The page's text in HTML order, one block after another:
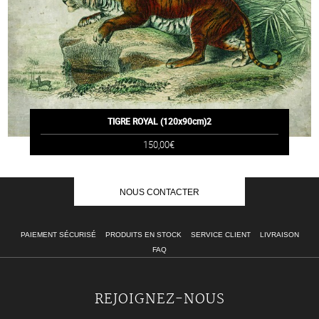
TIGRE ROYAL (120x90cm)2
150,00€
NOUS CONTACTER
PAIEMENT SÉCURISÉ PRODUITS EN STOCK SERVICE CLIENT
LIVRAISON
FAQ
REJOIGNEZ-NOUS